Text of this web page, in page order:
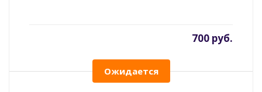
700 руб.
Ожидается